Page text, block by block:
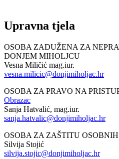
Upravna tjela
OSOBA ZADUŽENA ZA
DONJEM MIHOLJCU
Vesna Miličić mag.iur.
vesna.milicic@donjimiholjac.hr
OSOBA ZA PRAVO NA
Obrazac
Sanja Hatvalić, mag.iur.
sanja.hatvalic@donjimiholjac.hr
OSOBA ZA ZAŠTITU
Silvija Stojić
silvija.stojic@donjimiholjac.hr